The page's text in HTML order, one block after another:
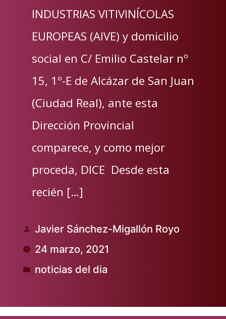
INDUSTRIAS VITIVINÍCOLAS
EUROPEAS (AIVE) y domicilio
social en C/ Emilio Castelar nº
15, 1º-E de Alcázar de San Juan
(Ciudad Real), ante esta
Dirección Provincial
comparece, y como mejor
proceda, DICE Desde esta
recién […]
Publicado
por
Javier Sánchez-Migallón Royo
24 marzo, 2021
Publicado
noticias del dia